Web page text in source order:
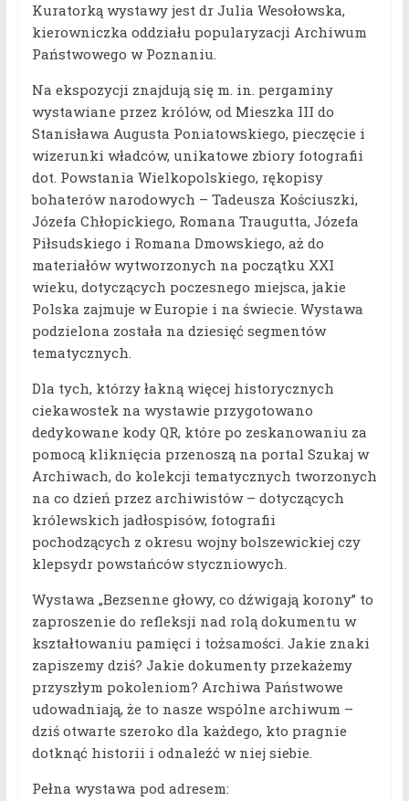
Kuratorką wystawy jest dr Julia Wesołowska,
kierowniczka oddziału popularyzacji Archiwum
Państwowego w Poznaniu.
Na ekspozycji znajdują się m. in. pergaminy
wystawiane przez królów, od Mieszka III do
Stanisława Augusta Poniatowskiego, pieczęcie i
wizerunki władców, unikatowe zbiory fotografii
dot. Powstania Wielkopolskiego, rękopisy
bohaterów narodowych – Tadeusza Kościuszki,
Józefa Chłopickiego, Romana Traugutta, Józefa
Piłsudskiego i Romana Dmowskiego, aż do
materiałów wytworzonych na początku XXI
wieku, dotyczących poczesnego miejsca, jakie
Polska zajmuje w Europie i na świecie. Wystawa
podzielona została na dziesięć segmentów
tematycznych.
Dla tych, którzy łakną więcej historycznych
ciekawostek na wystawie przygotowano
dedykowane kody QR, które po zeskanowaniu za
pomocą kliknięcia przenoszą na portal Szukaj w
Archiwach, do kolekcji tematycznych tworzonych
na co dzień przez archiwistów – dotyczących
królewskich jadłospisów, fotografii
pochodzących z okresu wojny bolszewickiej czy
klepsydr powstańców styczniowych.
Wystawa „Bezsenne głowy, co dźwigają korony” to
zaproszenie do refleksji nad rolą dokumentu w
kształtowaniu pamięci i tożsamości. Jakie znaki
zapiszemy dziś? Jakie dokumenty przekażemy
przyszłym pokoleniom? Archiwa Państwowe
udowadniają, że to nasze wspólne archiwum –
dziś otwarte szeroko dla każdego, kto pragnie
dotknąć historii i odnaleźć w niej siebie.
Pełna wystawa pod adresem: